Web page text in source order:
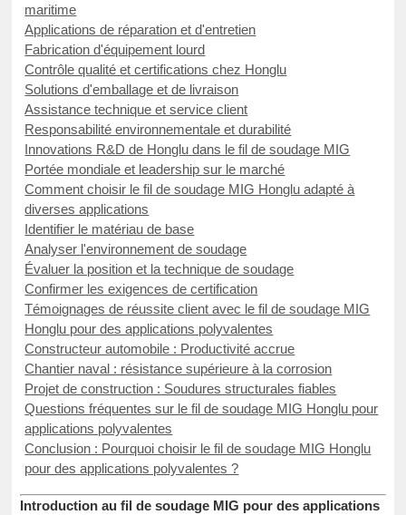
maritime
Applications de réparation et d'entretien
Fabrication d'équipement lourd
Contrôle qualité et certifications chez Honglu
Solutions d'emballage et de livraison
Assistance technique et service client
Responsabilité environnementale et durabilité
Innovations R&D de Honglu dans le fil de soudage MIG
Portée mondiale et leadership sur le marché
Comment choisir le fil de soudage MIG Honglu adapté à
diverses applications
Identifier le matériau de base
Analyser l'environnement de soudage
Évaluer la position et la technique de soudage
Confirmer les exigences de certification
Témoignages de réussite client avec le fil de soudage MIG
Honglu pour des applications polyvalentes
Constructeur automobile : Productivité accrue
Chantier naval : résistance supérieure à la corrosion
Projet de construction : Soudures structurales fiables
Questions fréquentes sur le fil de soudage MIG Honglu pour
applications polyvalentes
Conclusion : Pourquoi choisir le fil de soudage MIG Honglu
pour des applications polyvalentes ?
Introduction au fil de soudage MIG pour des applications